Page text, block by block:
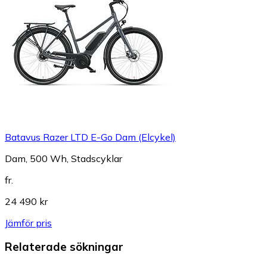
Batavus Razer LTD E-Go Dam (Elcykel)
Dam, 500 Wh, Stadscyklar
fr.
24 490 kr
Jämför pris
Relaterade sökningar